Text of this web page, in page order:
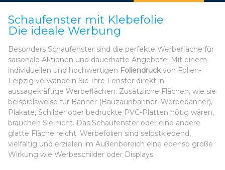
Schaufenster mit Klebefolie
Die ideale Werbung
Besonders Schaufenster sind die perfekte Werbefläche für
saisonale Aktionen und dauerhafte Angebote. Mit einem
individuellen und hochwertigen Foliendruckvon Folien-
Leipzig verwandeln Sie Ihre Fenster direkt in
aussagekräftige Werbeflächen. Zusätzliche Flächen, wie sie
beispielsweise für Banner (Bauzaunbanner, Werbebanner),
Plakate, Schilder oder bedruckte PVC-Platten nötig wären,
brauchen Sie nicht. Das Schaufenster oder eine andere
glatte Fläche reicht. Werbefolien sind selbstklebend,
vielfältig und erzielen im Außenbereich eine ebenso große
Wirkung wie Werbeschilder oder Displays.